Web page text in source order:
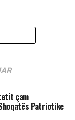
çam
Patriotike